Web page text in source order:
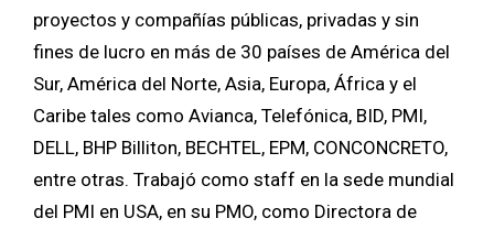
proyectos y compañías públicas, privadas y sin
fines de lucro en más de 30 países de América del
Sur, América del Norte, Asia, Europa, África y el
Caribe tales como Avianca, Telefónica, BID, PMI,
DELL, BHP Billiton, BECHTEL, EPM, CONCONCRETO,
entre otras. Trabajó como staff en la sede mundial
del PMI en USA, en su PMO, como Directora de